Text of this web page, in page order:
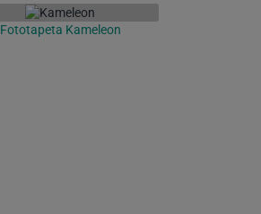
Fototapeta Kameleon